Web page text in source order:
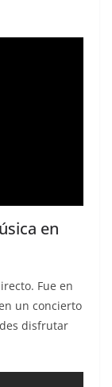
en
Fue en
un concierto
disfrutar